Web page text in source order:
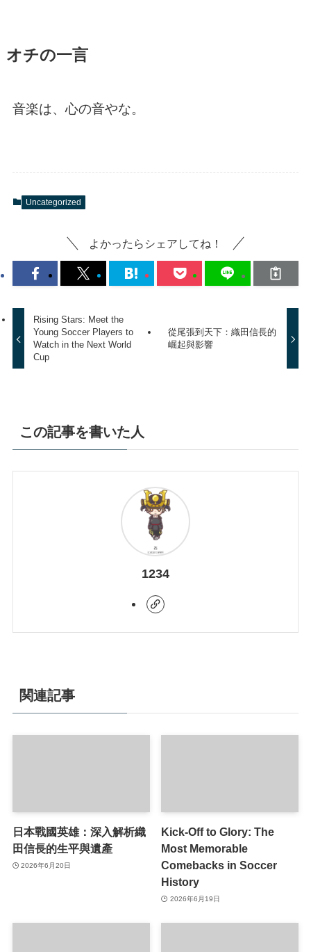
オチの一言
音楽は、心の音やな。
Uncategorized
よかったらシェアしてね！
Rising Stars: Meet the
Young Soccer Players to
Watch in the Next World
Cup
從尾張到天下：織田信長的
崛起與影響
この記事を書いた人
1234
関連記事
日本戰國英雄：深入解析織
田信長的生平與遺產
2026年6月20日
Kick-Off to Glory: The
Most Memorable
Comebacks in Soccer
History
2026年6月19日